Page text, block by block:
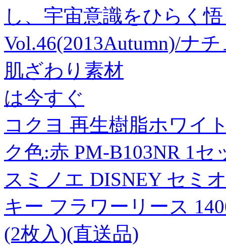
し、宇宙意識をひらく
Vol.46(2013Autumn)/ナ
肌ざわり素材
は今すぐ
コクヨ 再生樹脂ホワイ
ク色:赤 PM-B103NR 1セ
スミノエ DISNEY セミ
キー フラワーリース
(2枚入)(直送品)